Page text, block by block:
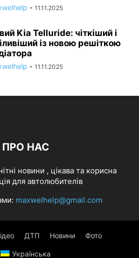
- 11.11.2025
Kia Telluride: чіткіший і
із новою решіткою
- 11.11.2025
ПРО НАС
новини , цікава та корисна
для автолюбителів
maxwelhelp@gmail.com
ДТП Новини Фото
Українська